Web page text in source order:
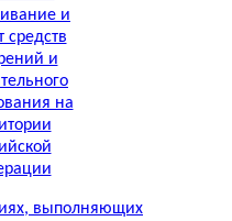
выполняющих